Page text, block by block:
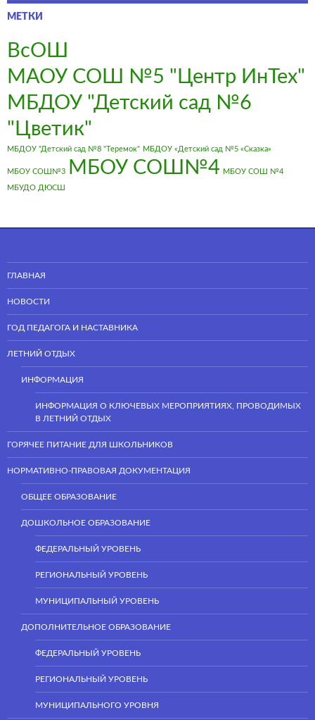
МЕТКИ
ВсОШ
МАОУ СОШ №5 "Центр ИнТех"
МБДОУ "Детский сад №6
"Цветик"
МБДОУ "Детский сад №8 "Теремок" МБДОУ «Детский сад №5 «Сказка»
МБОУ СОШ№3 МБОУ СОШ№4 МБОУ СОШ №4
МБУДО ДЮСШ
ГЛАВНАЯ
НОВОСТИ
ГОД ПЕДАГОГА И НАСТАВНИКА
ЛЕТНИЙ ОТДЫХ
ИНФОРМАЦИЯ
ИНФОРМАЦИЯ О КЛЮЧЕВЫХ МЕРОПРИЯТИЯХ, ПРОВОДИМЫХ
В ЛЕТНИЙ ОТДЫХ
ГОРЯЧЕЕ ПИТАНИЕ ДЛЯ ШКОЛЬНИКОВ
НОРМАТИВНО-ПРАВОВАЯ ДОКУМЕНТАЦИЯ
ОБЩЕЕ ОБРАЗОВАНИЕ
ДОШКОЛЬНОЕ ОБРАЗОВАНИЕ
ФЕДЕРАЛЬНЫЙ УРОВЕНЬ
РЕГИОНАЛЬНЫЙ УРОВЕНЬ
МУНИЦИПАЛЬНЫЙ УРОВЕНЬ
ДОПОЛНИТЕЛЬНОЕ ОБРАЗОВАНИЕ
ФЕДЕРАЛЬНЫЙ УРОВЕНЬ
РЕГИОНАЛЬНЫЙ УРОВЕНЬ
МУНИЦИПАЛЬНОГО УРОВНЯ